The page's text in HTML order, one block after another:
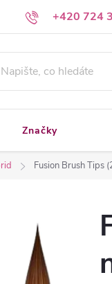
+420 724
Napište nám
Značky
Fusion Brush Tips